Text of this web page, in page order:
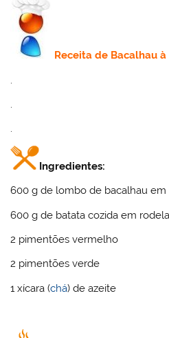
Receitade Bacalhau à
.
.
Ingredientes:
600 g de lombo de bacalhau em
600 g de batata cozida em
2 pimentões vermelho
2 pimentões verde
1 xícara (chá) de azeite